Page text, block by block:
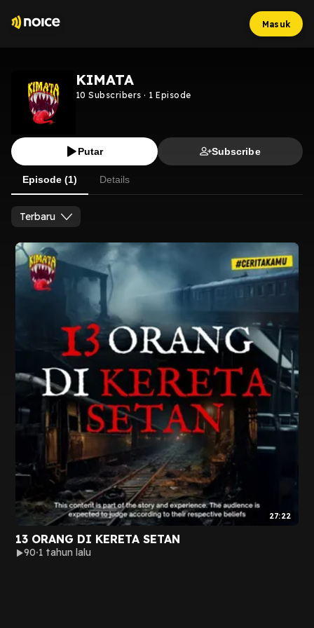
Masuk
KIMATA
10 Subscribers · 1 Episode
Putar Subscribe
Episode (1) Details
Terbaru
27:22
13 ORANG DI KERETA SETAN
90 1 tahun lalu